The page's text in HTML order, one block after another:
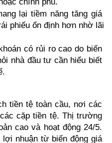
lại tiềm năng tăng giá
phiếu ổn định hơn nhờ lãi
có rủi ro cao do biến
nhà đầu tư cần hiểu biết
tiền tệ toàn cầu, nơi các
cặp tiền tệ. Thị trường
cao và hoạt động 24/5.
nhuận từ biến động giá